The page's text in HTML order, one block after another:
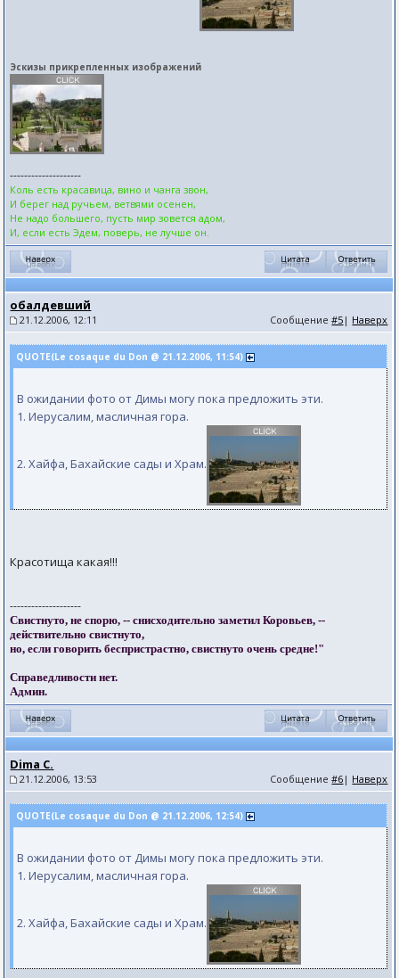
Эскизы прикрепленных изображений
--------------------
Коль есть красавица, вино и чанга звон,
И берег над ручьем, ветвями осенен,
Не надо большего, пусть мир зовется адом,
И, если есть Эдем, поверь, не лучше он.
обалдевший
21.12.2006, 12:11 Сообщение#5 | Наверх
QUOTE(Le cosaque du Don @ 21.12.2006, 11:54)
В ожидании фото от Димы могу пока предложить эти.
1. Иерусалим, масличная гора.
2. Хайфа, Бахайские сады и Храм.
Красотища какая!!!
--------------------
Свистнуто, не спорю, -- снисходительно заметил Коровьев, --
действительно свистнуто,
но, если говорить беспристрастно, свистнуто очень средне!"
Справедливости нет.
Админ.
Dima C.
21.12.2006, 13:53 Сообщение#6 | Наверх
QUOTE(Le cosaque du Don @ 21.12.2006, 12:54)
В ожидании фото от Димы могу пока предложить эти.
1. Иерусалим, масличная гора.
2. Хайфа, Бахайские сады и Храм.